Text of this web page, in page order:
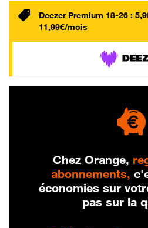
Deezer Premium 18-26 :
11,99€/mois
Chez Orange,
abonnements,
économies sur
pas sur la